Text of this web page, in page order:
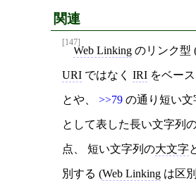
関連
[147]
Web Linking のリンク型
URI ではなく IRI をベー
とや、 >>79 の通り短い文
として表した長い文字列
点、 短い文字列の大文字
別する (Web Linking は区